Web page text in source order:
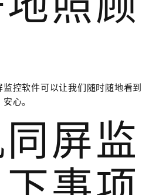
控软件可以让我们随时随地看到
心。
屏监